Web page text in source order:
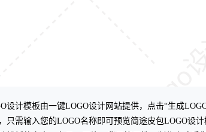
一键
设计模板由一键LOGO设计网站提供，点击“生成
只需输入您的LOGO名称即可预览简途皮包LOGO设